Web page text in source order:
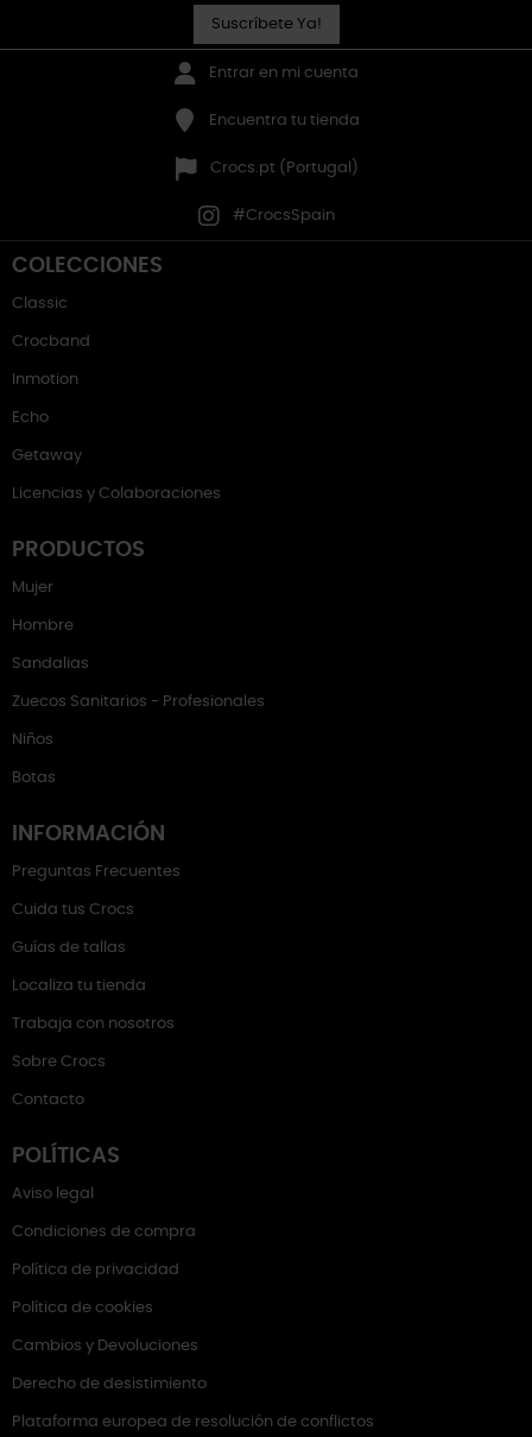
Suscríbete Ya!
Entrar en mi cuenta
Encuentra tu tienda
Crocs.pt (Portugal)
#CrocsSpain
COLECCIONES
Classic
Crocband
Inmotion
Echo
Getaway
Licencias y Colaboraciones
PRODUCTOS
Mujer
Hombre
Sandalias
Zuecos Sanitarios - Profesionales
Niños
Botas
INFORMACIÓN
Preguntas Frecuentes
Cuida tus Crocs
Guías de tallas
Localiza tu tienda
Trabaja con nosotros
Sobre Crocs
Contacto
POLÍTICAS
Aviso legal
Condiciones de compra
Política de privacidad
Política de cookies
Cambios y Devoluciones
Derecho de desistimiento
Plataforma europea de resolución de conflictos